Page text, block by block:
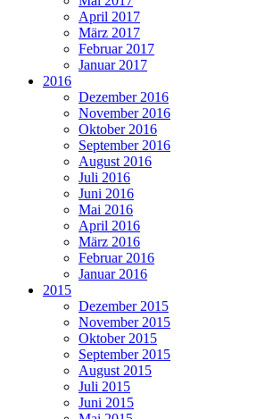
April 2017
März 2017
Februar 2017
Januar 2017
2016
Dezember 2016
November 2016
Oktober 2016
September 2016
August 2016
Juli 2016
Juni 2016
Mai 2016
April 2016
März 2016
Februar 2016
Januar 2016
2015
Dezember 2015
November 2015
Oktober 2015
September 2015
August 2015
Juli 2015
Juni 2015